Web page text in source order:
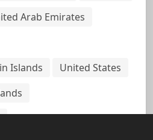
Arab Emirates
Islands
United States